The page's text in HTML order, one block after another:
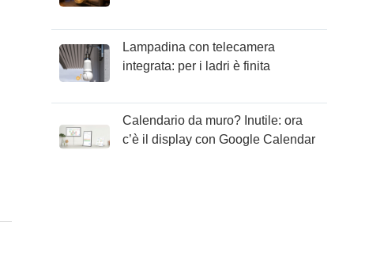
Lampadina con telecamera
integrata: per i ladri è finita
Calendario da muro? Inutile: ora
c’è il display con Google Calendar